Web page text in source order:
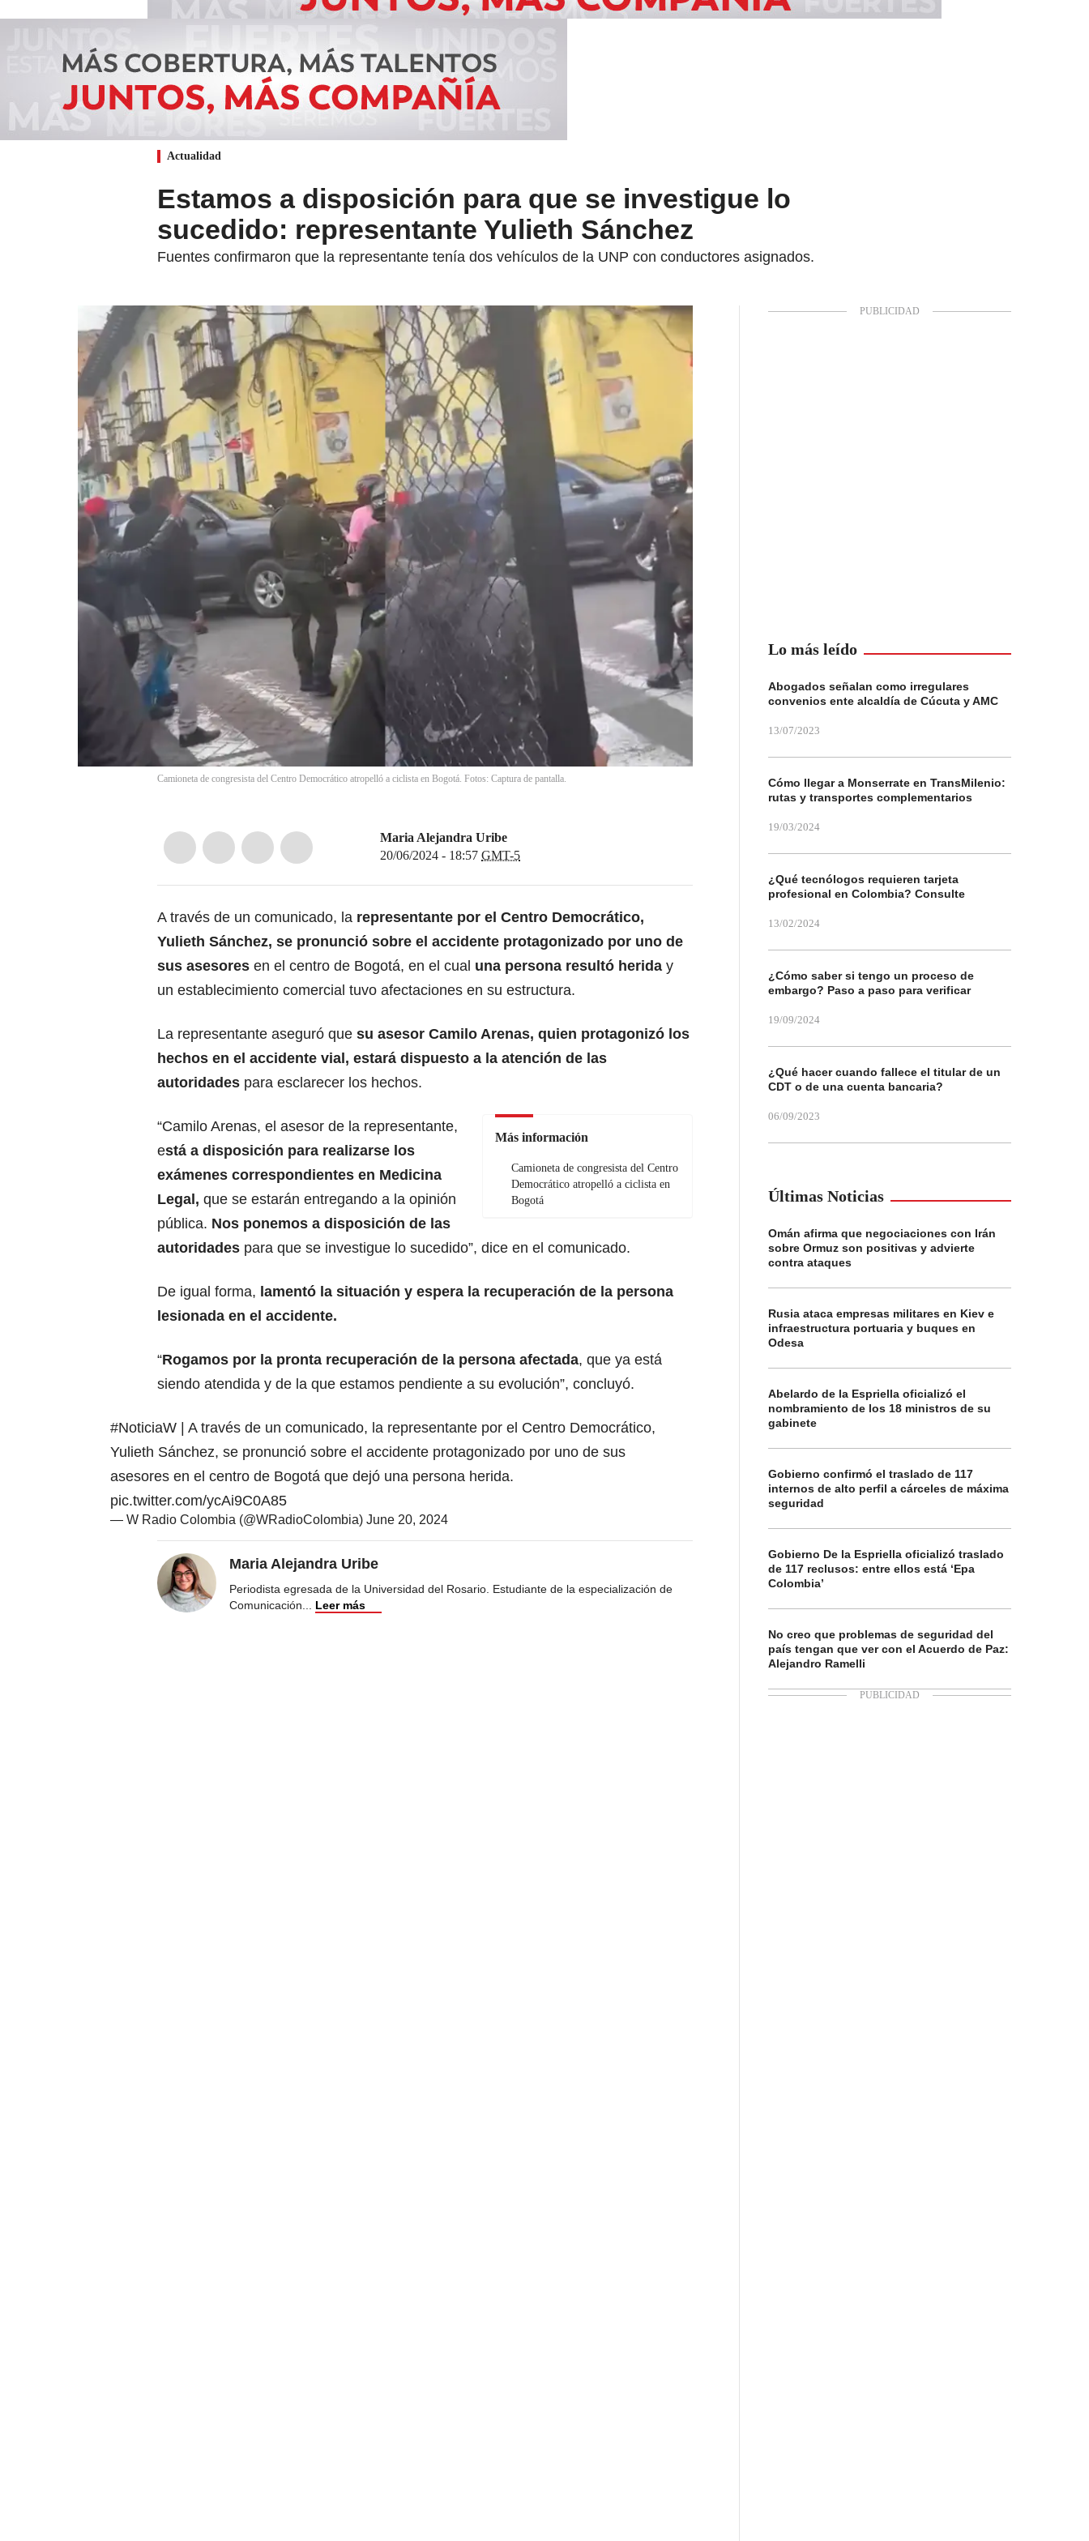
Actualidad
Estamos a disposición para que se investigue lo
sucedido: representante Yulieth Sánchez
Fuentes confirmaron que la representante tenía dos vehículos de la UNP con conductores asignados.
Camioneta de congresista del Centro Democrático atropelló a ciclista en Bogotá. Fotos: Captura de pantalla.
Maria Alejandra Uribe
20/06/2024 - 18:57 GMT-5
A través de un comunicado, la representante por el Centro Democrático,
Yulieth Sánchez, se pronunció sobre el accidente protagonizado por uno de
sus asesores en el centro de Bogotá, en el cual una persona resultó herida y
un establecimiento comercial tuvo afectaciones en su estructura.
La representante aseguró que su asesor Camilo Arenas, quien protagonizó los
hechos en el accidente vial, estará dispuesto a la atención de las
autoridades para esclarecer los hechos.
Más información
Camioneta de congresista del Centro
Democrático atropelló a ciclista en
Bogotá
“Camilo Arenas, el asesor de la representante,
está a disposición para realizarse los
exámenes correspondientes en Medicina
Legal, que se estarán entregando a la opinión
pública. Nos ponemos a disposición de las
autoridades para que se investigue lo sucedido”, dice en el comunicado.
De igual forma, lamentó la situación y espera la recuperación de la persona
lesionada en el accidente.
“Rogamos por la pronta recuperación de la persona afectada, que ya está
siendo atendida y de la que estamos pendiente a su evolución”, concluyó.
#NoticiaW | A través de un comunicado, la representante por el Centro Democrático,
Yulieth Sánchez, se pronunció sobre el accidente protagonizado por uno de sus
asesores en el centro de Bogotá que dejó una persona herida.
pic.twitter.com/ycAi9C0A85
— W Radio Colombia (@WRadioColombia) June 20, 2024
Maria Alejandra Uribe
Periodista egresada de la Universidad del Rosario. Estudiante de la especialización de
Comunicación... Leer más
Lo más leído
Abogados señalan como irregulares
convenios ente alcaldía de Cúcuta y AMC
13/07/2023
Cómo llegar a Monserrate en TransMilenio:
rutas y transportes complementarios
19/03/2024
¿Qué tecnólogos requieren tarjeta
profesional en Colombia? Consulte
13/02/2024
¿Cómo saber si tengo un proceso de
embargo? Paso a paso para verificar
19/09/2024
¿Qué hacer cuando fallece el titular de un
CDT o de una cuenta bancaria?
06/09/2023
Últimas Noticias
Omán afirma que negociaciones con Irán
sobre Ormuz son positivas y advierte
contra ataques
Rusia ataca empresas militares en Kiev e
infraestructura portuaria y buques en
Odesa
Abelardo de la Espriella oficializó el
nombramiento de los 18 ministros de su
gabinete
Gobierno confirmó el traslado de 117
internos de alto perfil a cárceles de máxima
seguridad
Gobierno De la Espriella oficializó traslado
de 117 reclusos: entre ellos está ‘Epa
Colombia’
No creo que problemas de seguridad del
país tengan que ver con el Acuerdo de Paz:
Alejandro Ramelli